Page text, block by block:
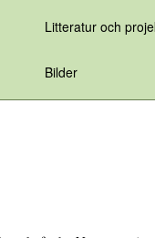
Litteratur och
Bilder